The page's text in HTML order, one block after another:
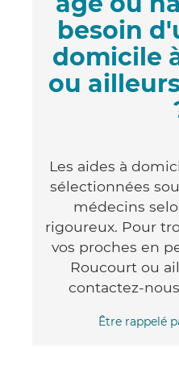
besoin
domicile
ou
Les aides à
sélectionnées
médecins
rigoureux. Pour
vos proches en
Roucourt ou
contactez-
Être rappelé